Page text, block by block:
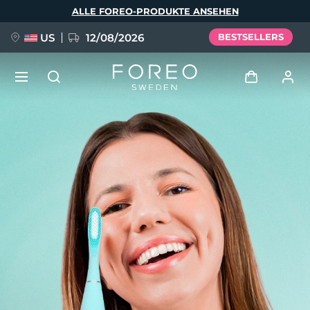
ALLE FOREO-PRODUKTE ANSEHEN
US 12/08/2026 BESTSELLERS
Benutzerkonto
Meine Geräte
Meine Bestellungen
Meine Adressen
Meine Abonnements
FAQ™ Pure Beauty-Tech Elixir
BREAKING NEWS
issa™ Teeth Whitening Set
Deutsch
Español
Français
Italiano
Português
Svenska
Русский
简体中文 繁體中文